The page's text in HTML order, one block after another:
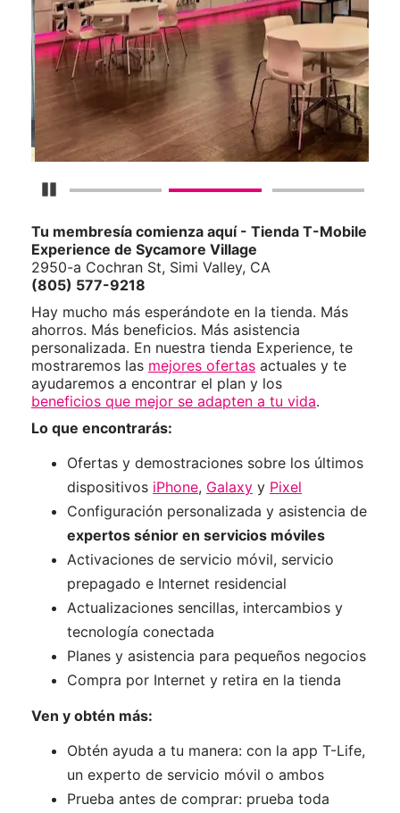
Detener carrusel
Tu membresía comienza aquí - Tienda T-Mobile
Experience de Sycamore Village
2950-a Cochran St, Simi Valley, CA
(805) 577-9218
Hay mucho más esperándote en la tienda. Más
ahorros. Más beneficios. Más asistencia
personalizada. En nuestra tienda Experience, te
mostraremos las mejores ofertas actuales y te
ayudaremos a encontrar el plan y los
beneficios que mejor se adapten a tu vida.
Lo que encontrarás:
Ofertas y demostraciones sobre los últimos
dispositivos iPhone, Galaxy y Pixel
Configuración personalizada y asistencia de
expertos sénior en servicios móviles
Activaciones de servicio móvil, servicio
prepagado e Internet residencial
Actualizaciones sencillas, intercambios y
tecnología conectada
Planes y asistencia para pequeños negocios
Compra por Internet y retira en la tienda
Ven y obtén más:
Obtén ayuda a tu manera: con la app T-Life,
un experto de servicio móvil o ambos
Prueba antes de comprar: prueba toda